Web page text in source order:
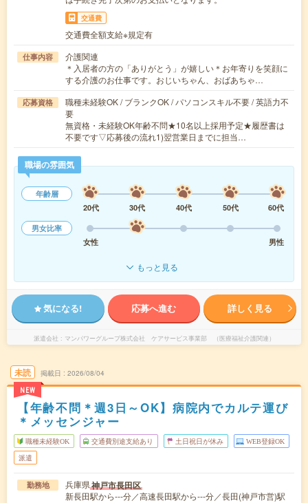
交通費
交通費全額支給※規定有
仕事内容
介護関連
＊入居者の方の「ありがとう」が嬉しい＊お年寄りを笑顔に
する介護のお仕事です。おじいちゃん、おばあちゃ…
応募資格
職種未経験OK / ブランクOK / パソコンスキル不要 / 英語力不
要
無資格・未経験OK年齢不問★10名以上採用予定★履歴書は
不要です▽応募後の流れ1)翌営業日までに担当…
職場の雰囲気
年齢層
20代
30代 40代 50代
60代
男女比率
女性
男性
もっと見る
気になる! 応募へ進む 詳しく見る
派遣会社 マンパワーグループ株式会社 ケアサービス事業部 （医療福祉介護関連）
未読
NEW
掲載日 2026/08/04
【年齢不問＊週3日～OK】病院内でカルテ運び
＊メッセンジャー
職種未経験OK 交通費別途支給あり 土日祝日が休み WEB登録OK
派遣
勤務地 兵庫県神戸市長田区
新長田駅から---分／高速長田駅から---分／長田(神戸市営)駅